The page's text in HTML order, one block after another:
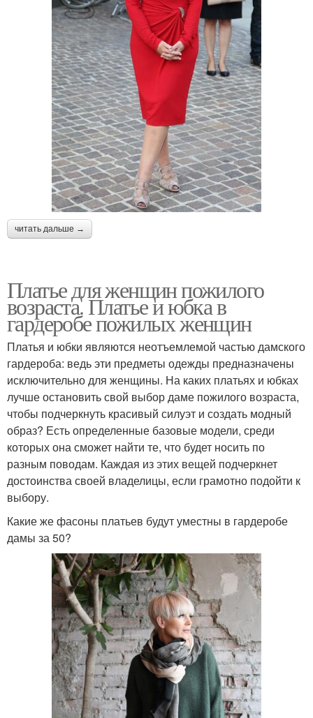
читать дальше →
Платье для женщин пожилого
возраста. Платье и юбка в
гардеробе пожилых женщин
Платья и юбки являются неотъемлемой частью дамского
гардероба: ведь эти предметы одежды предназначены
исключительно для женщины. На каких платьях и юбках
лучше остановить свой выбор даме пожилого возраста,
чтобы подчеркнуть красивый силуэт и создать модный
образ? Есть определенные базовые модели, среди
которых она сможет найти те, что будет носить по
разным поводам. Каждая из этих вещей подчеркнет
достоинства своей владелицы, если грамотно подойти к
выбору.
Какие же фасоны платьев будут уместны в гардеробе
дамы за 50?